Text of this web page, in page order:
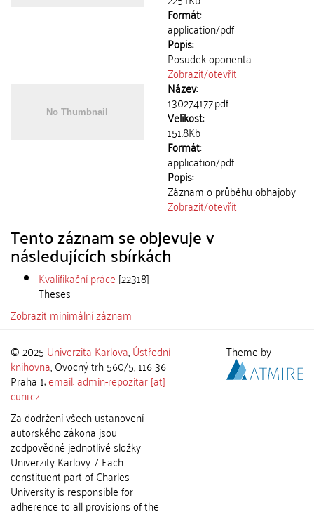
Formát:
application/pdf
Popis:
Posudek oponenta
Zobrazit/otevřít
Název:
130274177.pdf
Velikost:
151.8Kb
Formát:
application/pdf
Popis:
Záznam o průběhu obhajoby
Zobrazit/otevřít
Tento záznam se objevuje v
následujících sbírkách
Kvalifikační práce [22318]
Theses
Zobrazit minimální záznam
© 2025 Univerzita Karlova,Ústřední
knihovna, Ovocný trh 560/5, 116 36
Praha 1;email: admin-repozitar [at]
cuni.cz
Za dodržení všech ustanovení
autorského zákona jsou
zodpovědné jednotlivé složky
Univerzity Karlovy. / Each
constituent part of Charles
University is responsible for
adherence to all provisions of the
Theme by